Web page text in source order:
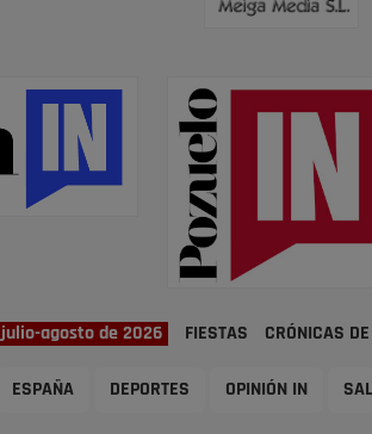
julio-agosto de 2026 FIESTAS CRÓNICAS
ESPAÑA DEPORTES OPINIÓN IN